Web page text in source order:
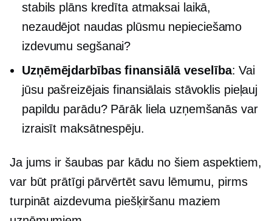
stabils plāns kredīta atmaksai laikā,
nezaudējot naudas plūsmu nepieciešamo
izdevumu segšanai?
Uzņēmējdarbības finansiālā veselība: Vai
jūsu pašreizējais finansiālais stāvoklis pieļauj
papildu parādu? Pārāk liela uzņemšanās var
izraisīt maksātnespēju.
Ja jums ir šaubas par kādu no šiem aspektiem,
var būt prātīgi pārvērtēt savu lēmumu, pirms
turpināt aizdevuma piešķiršanu maziem